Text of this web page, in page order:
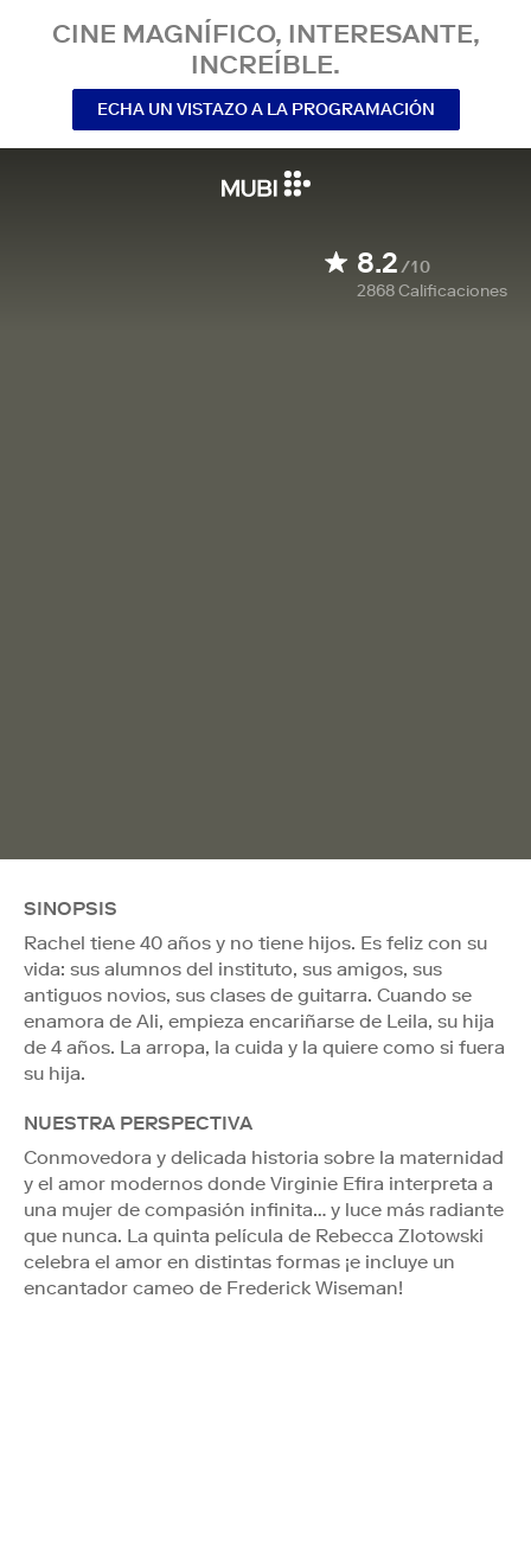
CINE MAGNÍFICO, INTERESANTE,
INCREÍBLE.
ECHA UN VISTAZO A LA PROGRAMACIÓN
8.2/10
2868Calificaciones
SINOPSIS
Rachel tiene 40 años y no tiene hijos. Es feliz con su
vida: sus alumnos del instituto, sus amigos, sus
antiguos novios, sus clases de guitarra. Cuando se
enamora de Ali, empieza encariñarse de Leila, su hija
de 4 años. La arropa, la cuida y la quiere como si fuera
su hija.
NUESTRA PERSPECTIVA
Conmovedora y delicada historia sobre la maternidad
y el amor modernos donde Virginie Efira interpreta a
una mujer de compasión infinita… y luce más radiante
que nunca. La quinta película de Rebecca Zlotowski
celebra el amor en distintas formas ¡e incluye un
encantador cameo de Frederick Wiseman!